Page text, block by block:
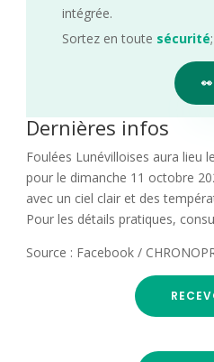
intégrée.
Sortez en toute sécurité
Dernières infos
Foulées Lunévilloises aura lieu
pour le dimanche 11 octobre
avec un ciel clair et des
Pour les détails pratiques,
Source : Facebook /